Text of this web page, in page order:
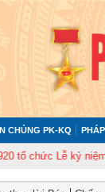
CHỦNG PK-KQ
kỷ niệm 50 năm